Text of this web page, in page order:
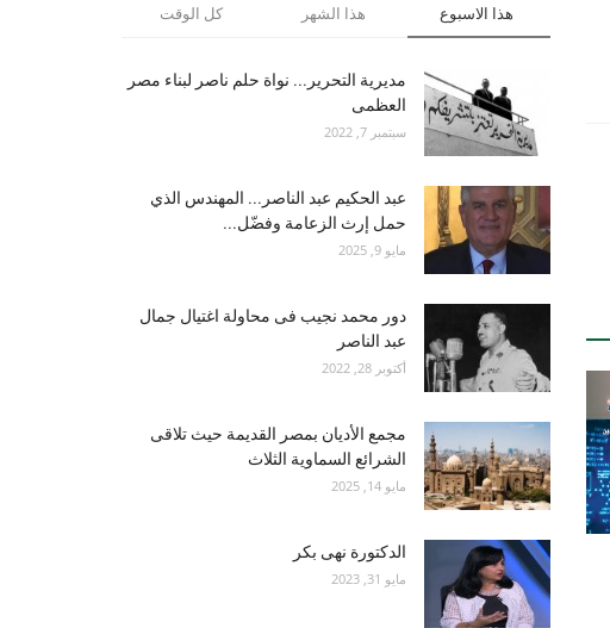
هذا الاسبوع هذا الشهر كل الوقت
مديرية التحرير... نواة حلم ناصر لبناء مصر
العظمى
سبتمبر 7, 2022
عبد الحكيم عبد الناصر... المهندس الذي
حمل إرث الزعامة وفضّل...
مايو 9, 2025
دور محمد نجيب فى محاولة اغتيال جمال
عبد الناصر
أكتوبر 28, 2022
مجمع الأديان بمصر القديمة حيث تلاقى
الشرائع السماوية الثلاث
مايو 14, 2025
الدكتورة نهى بكر
مايو 31, 2023